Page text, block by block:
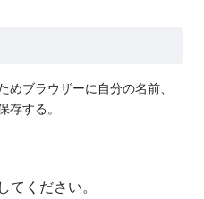
めブラウザーに自分の名前、
存する。
てください。